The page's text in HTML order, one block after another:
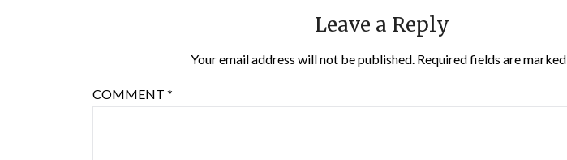
Leave a Reply
Your email address will not be published. Required fields are marked
COMMENT*